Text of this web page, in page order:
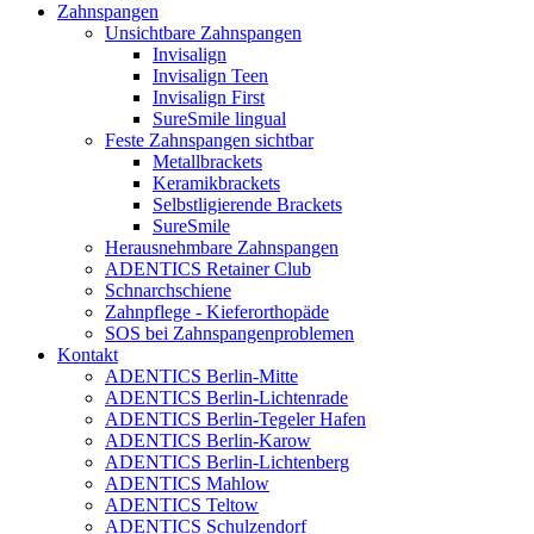
Zahnspangen
Unsichtbare Zahnspangen
Invisalign
Invisalign Teen
Invisalign First
SureSmile lingual
Feste Zahnspangen sichtbar
Metallbrackets
Keramikbrackets
Selbstligierende Brackets
SureSmile
Herausnehmbare Zahnspangen
ADENTICS Retainer Club
Schnarchschiene
Zahnpflege - Kieferorthopäde
SOS bei Zahnspangenproblemen
Kontakt
ADENTICS Berlin-Mitte
ADENTICS Berlin-Lichtenrade
ADENTICS Berlin-Tegeler Hafen
ADENTICS Berlin-Karow
ADENTICS Berlin-Lichtenberg
ADENTICS Mahlow
ADENTICS Teltow
ADENTICS Schulzendorf